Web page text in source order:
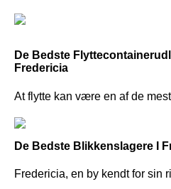
De Bedste
Fredericia
At flytte kan være en af de
De Bedste Blikkenslagere I
Fredericia, en by kendt for sin